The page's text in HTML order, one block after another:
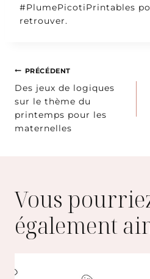
#PlumePicotiPrintables
retrouver.
Navigation
de
l’article
PRÉCÉDENT
Des jeux de logiques
sur le thème du
printemps pour les
maternelles
Vous
également